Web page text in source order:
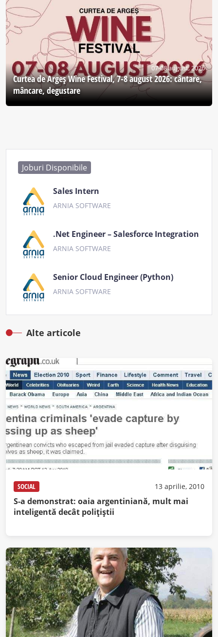
07-08 august, 2026
Curtea de Argeş Wine Festival, 7-8 august 2026: cântare,
mâncare, degustare
Joburi Disponibile
Sales Intern
ARNIA SOFTWARE
.Net Engineer – Salesforce Integration
ARNIA SOFTWARE
Senior Cloud Engineer (Python)
ARNIA SOFTWARE
Alte articole
SOCIAL 13 aprilie, 2010
S-a demonstrat: oaia argentiniană, mult mai
inteligentă decât poliţiştii